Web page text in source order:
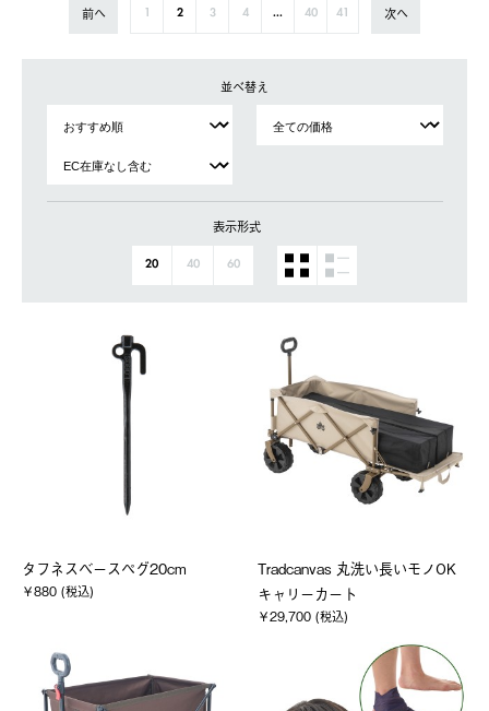
前へ 2 3 4 ... 40 41 次へ
並べ替え
表示形式
20 40 60
タフネスベースペグ20cm
￥880 (税込)
Tradcanvas 丸洗い長いモノOK
キャリーカート
￥29,700 (税込)